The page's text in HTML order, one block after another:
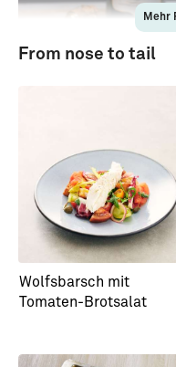
Heiß angegossenes
Forellentatar
Mehr
From nose to tail
Wolfsbarsch mit
Tomaten-Brotsalat